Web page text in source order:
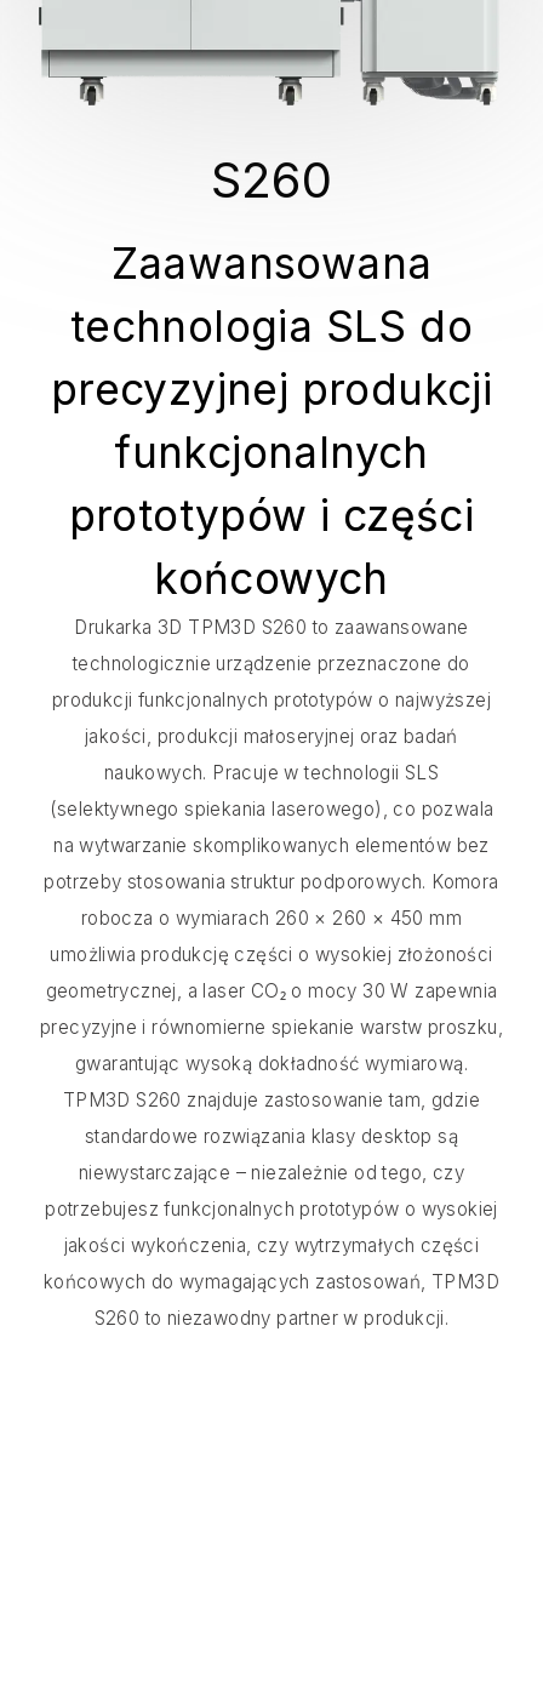
S260
Zaawansowana
technologia SLS do
precyzyjnej produkcji
funkcjonalnych
prototypów i części
końcowych
Drukarka 3D TPM3D S260 to zaawansowane
technologicznie urządzenie przeznaczone do
produkcji funkcjonalnych prototypów o najwyższej
jakości, produkcji małoseryjnej oraz badań
naukowych. Pracuje w technologii SLS
(selektywnego spiekania laserowego), co pozwala
na wytwarzanie skomplikowanych elementów bez
potrzeby stosowania struktur podporowych. Komora
robocza o wymiarach 260 × 260 × 450 mm
umożliwia produkcję części o wysokiej złożoności
geometrycznej, a laser CO₂ o mocy 30 W zapewnia
precyzyjne i równomierne spiekanie warstw proszku,
gwarantując wysoką dokładność wymiarową.
TPM3D S260 znajduje zastosowanie tam, gdzie
standardowe rozwiązania klasy desktop są
niewystarczające – niezależnie od tego, czy
potrzebujesz funkcjonalnych prototypów o wysokiej
jakości wykończenia, czy wytrzymałych części
końcowych do wymagających zastosowań, TPM3D
S260 to niezawodny partner w produkcji.